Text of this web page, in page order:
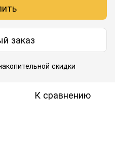
заказ
скидки
К сравнению